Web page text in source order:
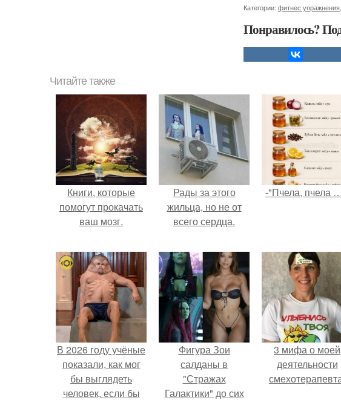
Категории: фитнес упражнения
Понравилось?
Читайте также
Книги, которые
помогут прокачать
ваш мозг.
Рады за этого
жильца, но не от
всего сердца.
-"Пчела, пчела
В 2026 году учёные
показали, как мог
бы выглядеть
человек, если бы
Фигура Зои
салданы в
"Стражах
Галактики" до сих
3 мифа о моей
деятельности